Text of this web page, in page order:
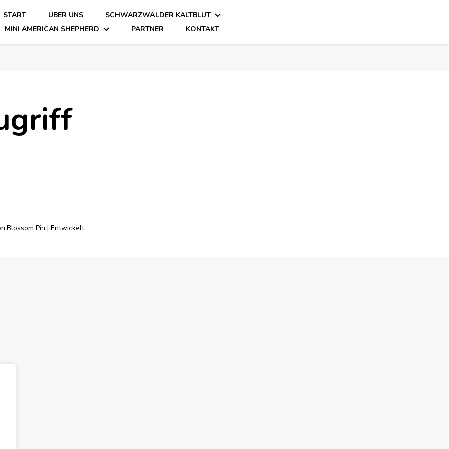
START ÜBER UNS
SCHWARZWÄLDER KALTBLUT
MINI AMERICAN SHEPHERD
PARTNER KONTAKT
Blossom Pin | Entwickelt